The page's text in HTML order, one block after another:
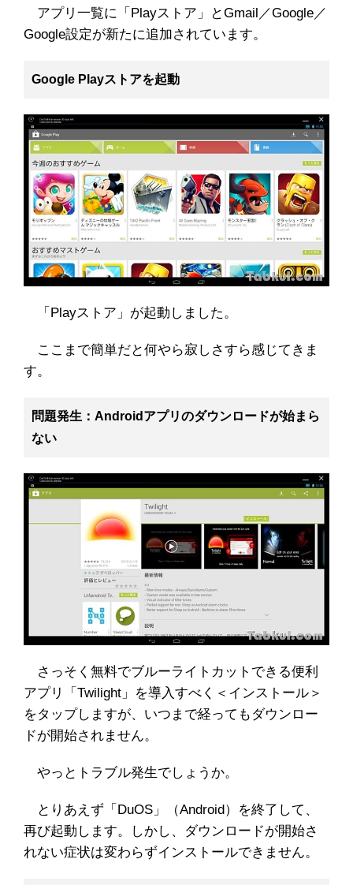
アプリ一覧に「Playストア」とGmail／Google／
Google設定が新たに追加されています。
Google Playストアを起動
「Playストア」が起動しました。
ここまで簡単だと何やら寂しさすら感じてきま
す。
問題発生：Androidアプリのダウンロードが始まら
ない
さっそく無料でブルーライトカットできる便利
アプリ「Twilight」を導入すべく＜インストール＞
をタップしますが、いつまで経ってもダウンロー
ドが開始されません。
やっとトラブル発生でしょうか。
とりあえず「DuOS」（Android）を終了して、
再び起動します。しかし、ダウンロードが開始さ
れない症状は変わらずインストールできません。